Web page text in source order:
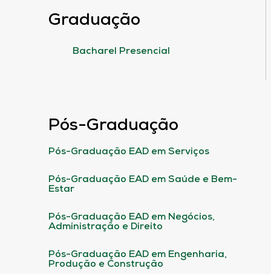
Graduação
Bacharel Presencial
Pós-Graduação
Pós-Graduação EAD em Serviços
Pós-Graduação EAD em Saúde e Bem-
Estar
Pós-Graduação EAD em Negócios,
Administração e Direito
Pós-Graduação EAD em Engenharia,
Produção e Construção